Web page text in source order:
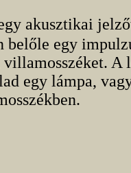
akusztikai
egy
A
egy lámpa,